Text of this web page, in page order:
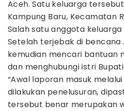
Aceh. Satu keluarga
Kampung Baru, Kecamatan
Salah satu anggota
Setelah terjebak di bencana
kemudian mencari bantuan
dan menghubungi istri
“Awal laporan masuk
dilakukan penelusuran,
tersebut benar merupakan